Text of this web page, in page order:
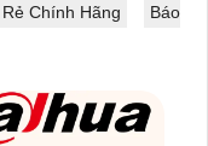
Chính Hãng
Báo